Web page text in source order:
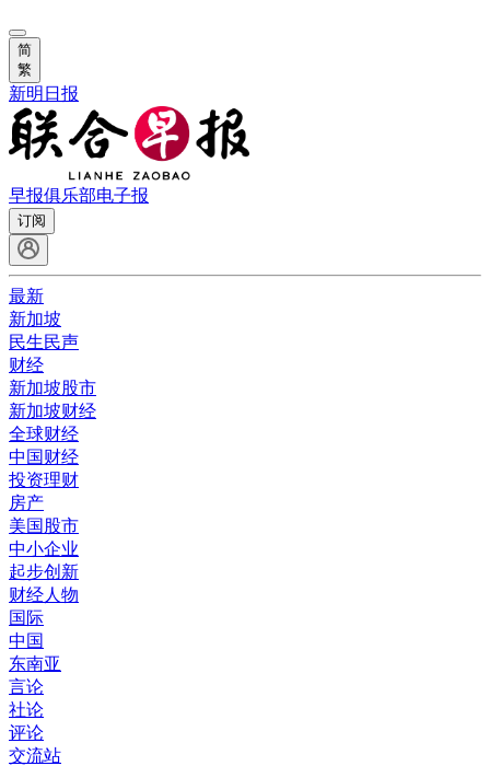
简
繁
新明日报
早报俱乐部电子报
订阅
最新
新加坡
民生民声
财经
新加坡股市
新加坡财经
全球财经
中国财经
投资理财
房产
美国股市
中小企业
起步创新
财经人物
国际
中国
东南亚
言论
社论
评论
交流站